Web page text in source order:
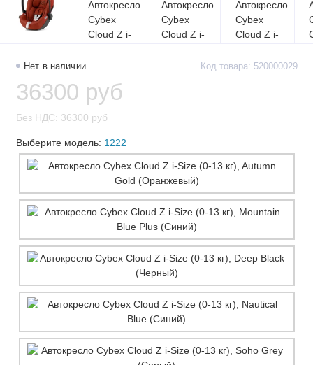
Нет в наличии Код товара: 520000029
36300 руб
Без НДС: 36300 руб
Выберите модель: 1222